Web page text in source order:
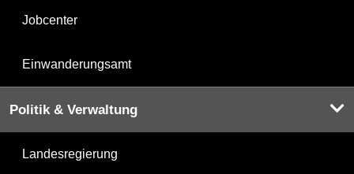
Jobcenter
Einwanderungsamt
Politik & Verwaltung
Landesregierung